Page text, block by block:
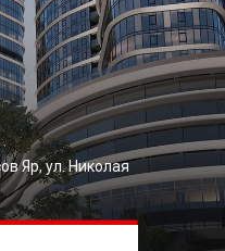
Яр, ул. Николая